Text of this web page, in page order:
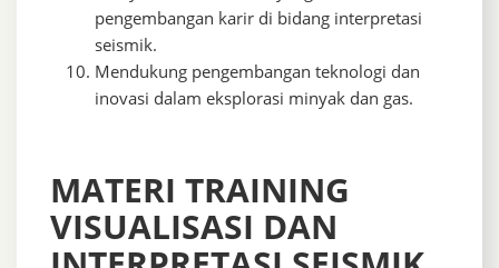
pengembangan karir di bidang interpretasi
seismik.
Mendukung pengembangan teknologi dan
inovasi dalam eksplorasi minyak dan gas.
MATERI TRAINING
VISUALISASI DAN